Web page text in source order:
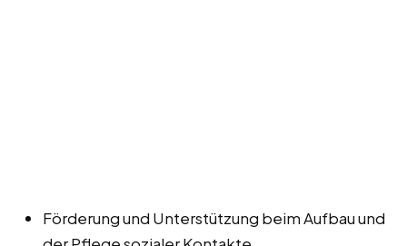
Förderung und Unterstützung beim Aufbau und